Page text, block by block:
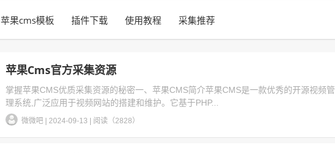
苹果cms模板 插件下载 使用教程 采集推荐
苹果Cms官方采集资源
掌握苹果CMS优质采集资源的秘密一、苹果CMS简介苹果CMS是一款优秀的开源视频管
理系统,广泛应用于视频网站的搭建和维护。它基于PHP...
微微吧 2024-09-13 阅读（2828）